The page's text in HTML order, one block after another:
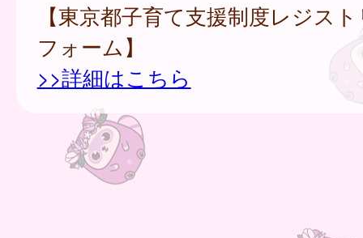
【東京都子育て支援制度レジス
フォーム】
>>詳細はこちら